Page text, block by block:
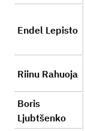
Endel Lepisto
Riinu Rahuoja
Boris
Ljubtšenko